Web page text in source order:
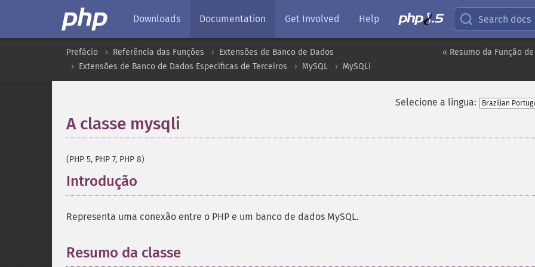
Downloads Documentation Get Involved Help Search docs
« Resumo da Função
Prefácio Referência das Funções
Extensões de Banco de Dados
Extensões de Banco de Dados Específicas de Terceiros
MySQL MySQLi
Selecione a língua:
A classe mysqli
(PHP 5, PHP 7, PHP 8)
Introdução
Representa uma conexão entre o PHP e um banco de dados MySQL.
Resumo da classe